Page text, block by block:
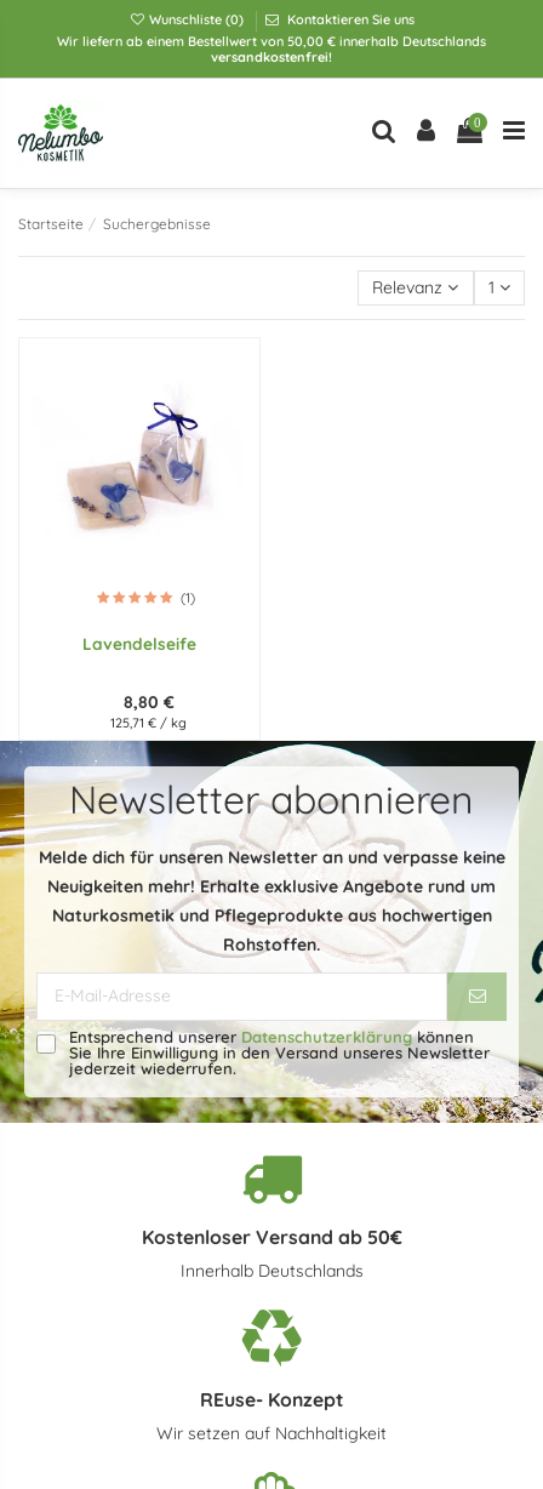
Wir liefern ab einem Bestellwert von 50,00 € innerhalb Deutschlands
versandkostenfrei!
Wunschliste (0) Kontaktieren Sie uns
0
Startseite Suchergebnisse
Relevanz 1
(1)
Lavendelseife
8,80 €
125,71 € / kg
Newsletter abonnieren
Melde dich für unseren Newsletter an und verpasse keine
Neuigkeiten mehr! Erhalte exklusive Angebote rund um
Naturkosmetik und Pflegeprodukte aus hochwertigen
Rohstoffen.
Entsprechend unserer Datenschutzerklärungkönnen
Sie Ihre Einwilligung in den Versand unseres Newsletter
jederzeit wiederrufen.
Kostenloser Versand ab 50€
Innerhalb Deutschlands
REuse- Konzept
Wir setzen auf Nachhaltigkeit